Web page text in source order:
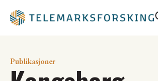
Publikasjoner